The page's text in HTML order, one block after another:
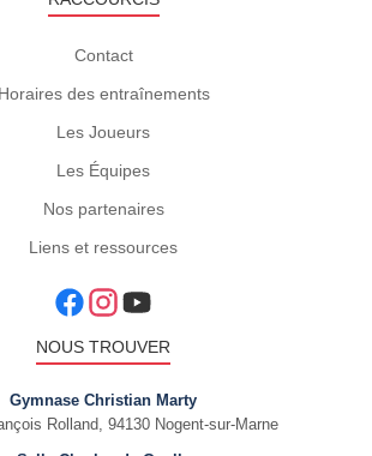
Contact
Horaires des entraînements
Les Joueurs
Les Équipes
Nos partenaires
Liens et ressources
NOUS TROUVER
Gymnase Christian Marty
Rolland, 94130 Nogent-sur-Marne